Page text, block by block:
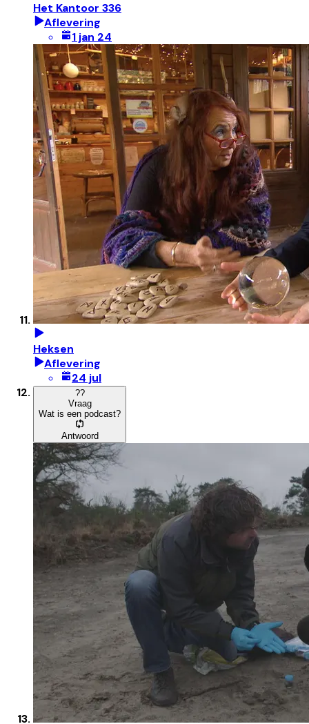
Het Kantoor 336
Aflevering
1 jan 24
Heksen
Aflevering
24 jul
??
Vraag
Wat is een podcast?
Antwoord